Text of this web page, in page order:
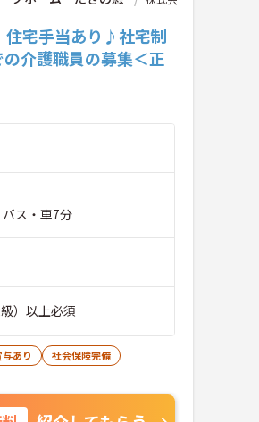
住宅手当あり♪社宅制
介護職員の募集＜正
ス・車7分
）以上必須
あり
社会保険完備